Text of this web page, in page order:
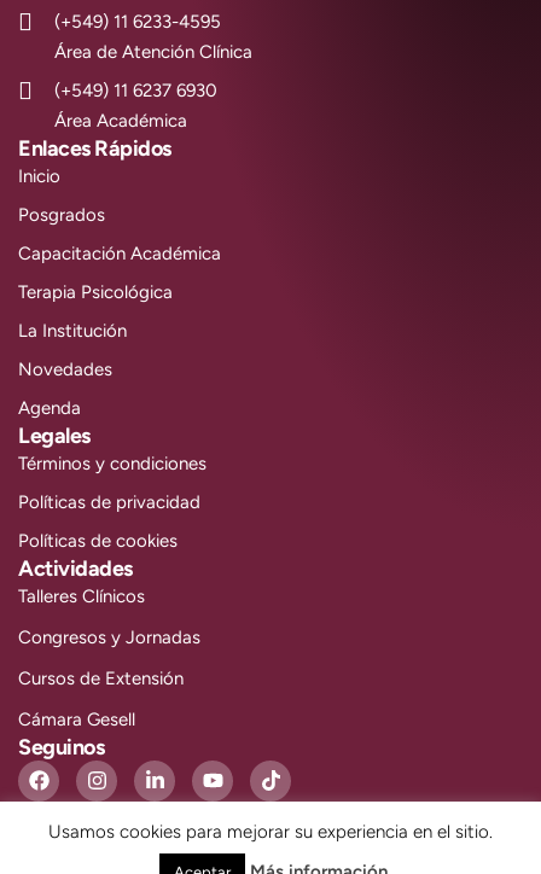
(+549) 11 6233-4595
Área de Atención Clínica
(+549) 11 6237 6930
Área Académica
Enlaces Rápidos
Inicio
Posgrados
Capacitación Académica
Terapia Psicológica
La Institución
Novedades
Agenda
Legales
Términos y condiciones
Políticas de privacidad
Políticas de cookies
Actividades
Talleres Clínicos
Congresos y Jornadas
Cursos de Extensión
Cámara Gesell
Seguinos
ULLOA - TODOS LOS DERECHOS RESERVADOS.
Usamos cookies para mejorar su experiencia en el sitio.